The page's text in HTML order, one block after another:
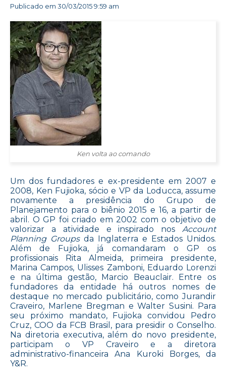
Publicado em 30/03/2015 9:59 am
Ken volta ao comando
Um dos fundadores e ex-presidente em 2007 e
2008, Ken Fujioka, sócio e VP da Loducca, assume
novamente a presidência do Grupo de
Planejamento para o biênio 2015 e 16, a partir de
abril. O GP foi criado em 2002 com o objetivo de
valorizar a atividade e inspirado nos Account
Planning Groups da Inglaterra e Estados Unidos.
Além de Fujioka, já comandaram o GP os
profissionais Rita Almeida, primeira presidente,
Marina Campos, Ulisses Zamboni, Eduardo Lorenzi
e na última gestão, Marcio Beauclair. Entre os
fundadores da entidade há outros nomes de
destaque no mercado publicitário, como Jurandir
Craveiro, Marlene Bregman e Walter Susini. Para
seu próximo mandato, Fujioka convidou Pedro
Cruz, COO da FCB Brasil, para presidir o Conselho.
Na diretoria executiva, além do novo presidente,
participam o VP Craveiro e a diretora
administrativo-financeira Ana Kuroki Borges, da
Y&R.